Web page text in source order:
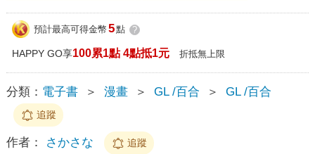
預計最高可得金幣 5點 ?
HAPPY GO享100累1點 4點抵1元 折抵無上限
分類： 電子書 ＞ 漫畫 ＞ GL /百合 ＞ GL /百合
追蹤
作者： さかさな 追蹤